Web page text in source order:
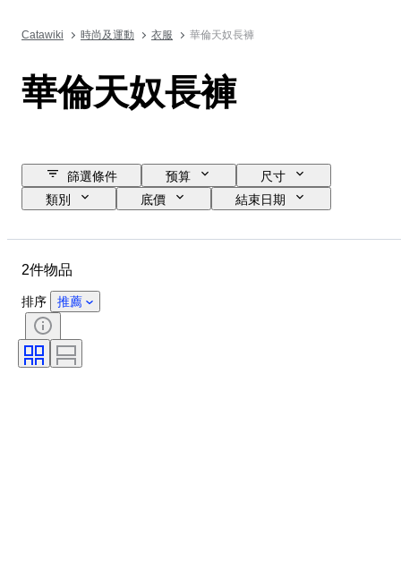
Catawiki 時尚及運動 衣服 華倫天奴長褲
華倫天奴長褲
篩選條件 预算
尺寸
類別
底價
結束日期
狀態
物品尺碼
2件物品
排序 推薦